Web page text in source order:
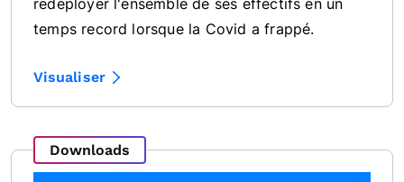
temps record lorsque la Covid a frappé.
Visualiser
Downloads